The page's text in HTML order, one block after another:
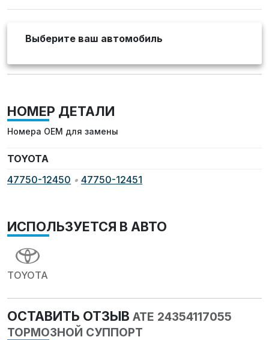
Выберите ваш автомобиль
НОМЕР ДЕТАЛИ
Номера OEM для замены
TOYOTA
47750-12450 • 47750-12451
ИСПОЛЬЗУЕТСЯ В АВТО
TOYOTA
ОСТАВИТЬ ОТЗЫВ ATE 24354117055
ТОРМОЗНОЙ СУППОРТ